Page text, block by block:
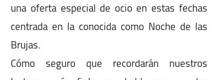
una oferta especial de ocio en estas fechas
centrada en la conocida como Noche de las
Brujas.
Cómo seguro que recordarán nuestros